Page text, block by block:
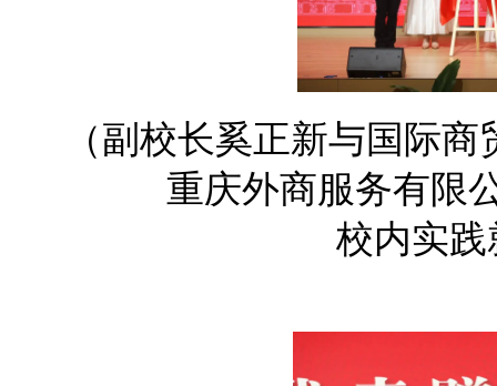
（副校长奚正新与国际
重庆外商服务有限
校内实